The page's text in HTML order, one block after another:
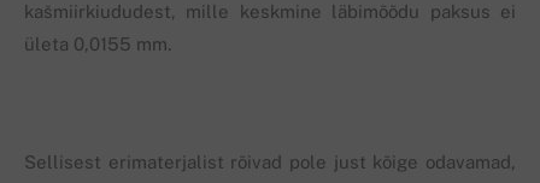
kašmiirkiududest, mille keskmine läbimõõdu paksus ei
ületa 0,0155 mm.
Sellisest erimaterjalist rõivad pole just kõige odavamad,